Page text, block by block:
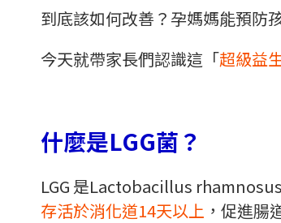
到底該如何改善？孕媽媽能預防
今天就帶家長們認識這「超級益
什麼是LGG菌？
LGG 是Lactobacillus
存活於消化道14天以上 ，促進腸